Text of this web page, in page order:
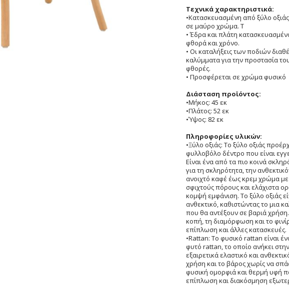
Τεχνικά χαρακτηριστικά:
•Κατασκευασμένη από ξύλο
σε μαύρο χρώμα. Τ
• Έδρα και πλάτη
φθορά και χρόνο.
• Οι καταλήξεις των ποδιών
καλύμματα για την προστασία
φθορές.
• Προσφέρεται σε χρώμα φυσικό
Διάσταση προϊόντος:
•Μήκος: 45 εκ
•Πλάτος: 52 εκ
•Ύψος: 82 εκ
Πληροφορίες υλικών:
•Ξύλο οξιάς: Το ξύλο οξιάς
φυλλοβόλο δέντρο που είναι
Είναι ένα από τα πιο κοινά
για τη σκληρότητα, την
ανοιχτό καφέ έως κρεμ χρώμα
σφιχτούς πόρους και ελάχιστα
κομψή εμφάνιση. Το ξύλο οξιάς
ανθεκτικό, καθιστώντας το μια
που θα αντέξουν σε βαριά
κοπή, τη διαμόρφωση και το
επίπλωση και άλλες κατασκευές.
•Rattan: Το φυσικό rattan είναι
φυτό rattan, το οποίο ανήκει
εξαιρετικά ελαστικό και
χρήση και το βάρος χωρίς να
φυσική ομορφιά και θερμή υφή
επίπλωση και διακόσμηση